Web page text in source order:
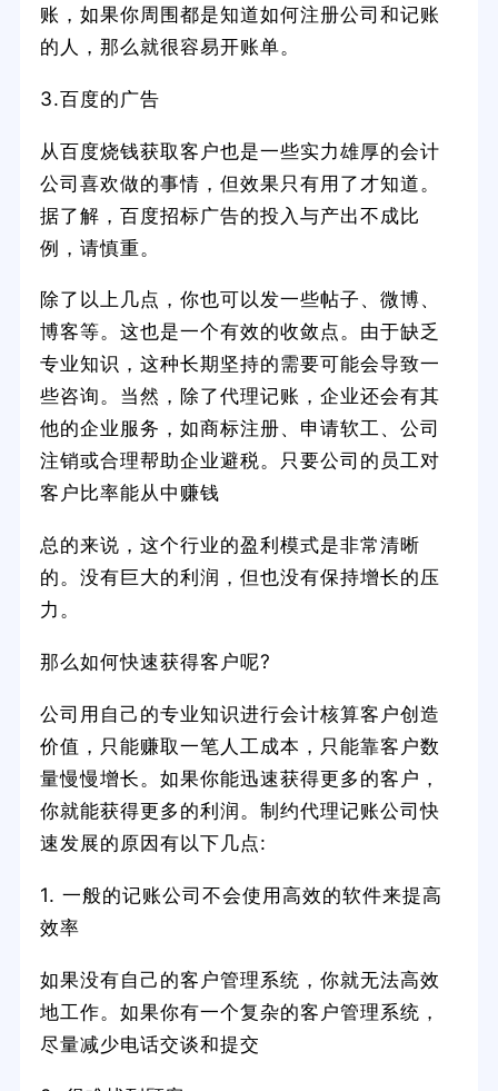
账，如果你周围都是知道如何注册公司和记账
的人，那么就很容易开账单。
3.百度的广告
从百度烧钱获取客户也是一些实力雄厚的会计
公司喜欢做的事情，但效果只有用了才知道。
据了解，百度招标广告的投入与产出不成比
例，请慎重。
除了以上几点，你也可以发一些帖子、微博、
博客等。这也是一个有效的收敛点。由于缺乏
专业知识，这种长期坚持的需要可能会导致一
些咨询。当然，除了代理记账，企业还会有其
他的企业服务，如商标注册、申请软工、公司
注销或合理帮助企业避税。只要公司的员工对
客户比率能从中赚钱
总的来说，这个行业的盈利模式是非常清晰
的。没有巨大的利润，但也没有保持增长的压
力。
那么如何快速获得客户呢?
公司用自己的专业知识进行会计核算客户创造
价值，只能赚取一笔人工成本，只能靠客户数
量慢慢增长。如果你能迅速获得更多的客户，
你就能获得更多的利润。制约代理记账公司快
速发展的原因有以下几点:
1. 一般的记账公司不会使用高效的软件来提高
效率
如果没有自己的客户管理系统，你就无法高效
地工作。如果你有一个复杂的客户管理系统，
尽量减少电话交谈和提交